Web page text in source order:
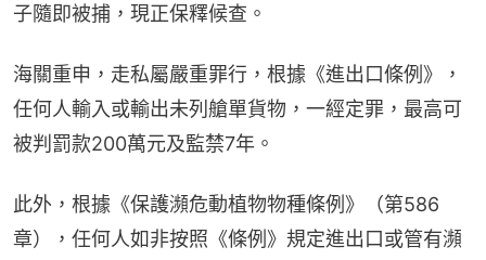
子隨即被捕，現正保釋候查。
海關重申，走私屬嚴重罪行，根據《進出口條例》，
任何人輸入或輸出未列艙單貨物，一經定罪，最高可
被判罰款200萬元及監禁7年。
此外，根據《保護瀕危動植物物種條例》（第586
章），任何人如非按照《條例》規定進出口或管有瀕